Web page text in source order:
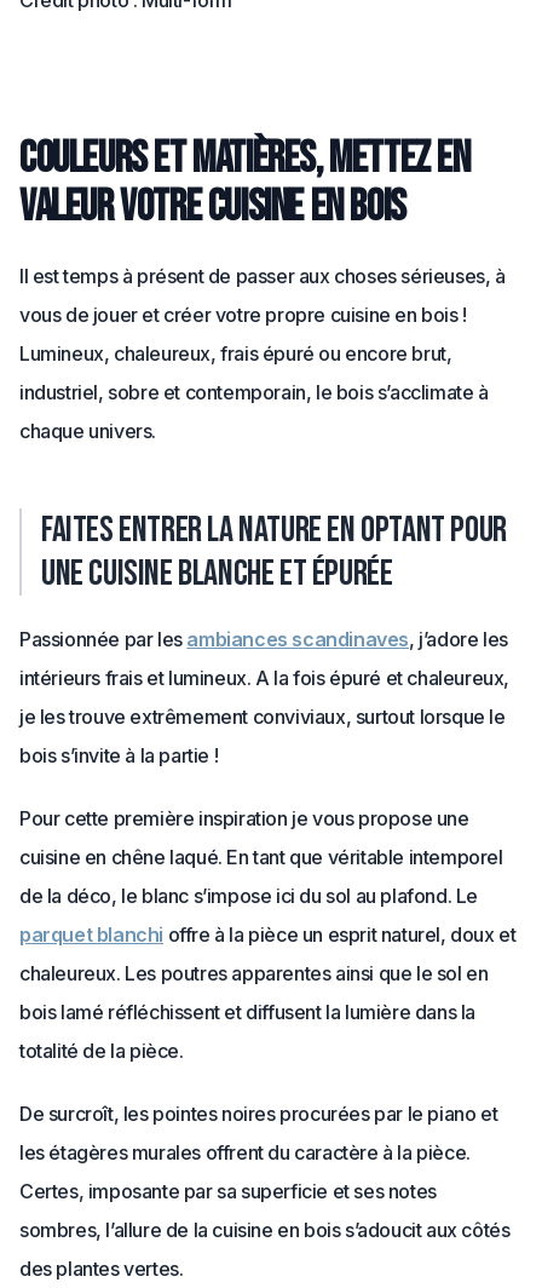
Couleurs et matières, mettez en
valeur votre cuisine en bois
Il est temps à présent de passer aux choses sérieuses, à
vous de jouer et créer votre propre cuisine en bois !
Lumineux, chaleureux, frais épuré ou encore brut,
industriel, sobre et contemporain, le bois s’acclimate à
chaque univers.
Faites entrer la nature en optant pour
une cuisine blanche et épurée
Passionnée par les ambiances scandinaves, j’adore les
intérieurs frais et lumineux. A la fois épuré et chaleureux,
je les trouve extrêmement conviviaux, surtout lorsque le
bois s’invite à la partie !
Pour cette première inspiration je vous propose une
cuisine en chêne laqué. En tant que véritable intemporel
de la déco, le blanc s’impose ici du sol au plafond. Le
parquet blanchi offre à la pièce un esprit naturel, doux et
chaleureux. Les poutres apparentes ainsi que le sol en
bois lamé réfléchissent et diffusent la lumière dans la
totalité de la pièce.
De surcroît, les pointes noires procurées par le piano et
les étagères murales offrent du caractère à la pièce.
Certes, imposante par sa superficie et ses notes
sombres, l’allure de la cuisine en bois s’adoucit aux côtés
des plantes vertes.